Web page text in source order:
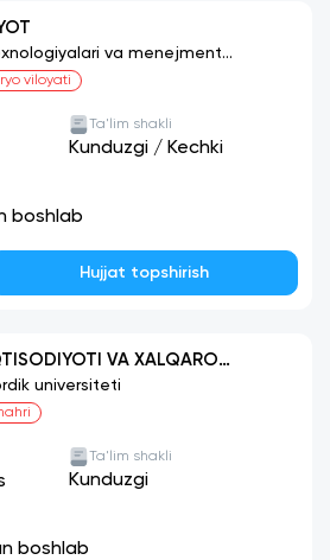
va menejment
viloyati
Ta'lim shakli
Kunduzgi / Kechki
boshlab
Hujjat topshirish
VA XALQARO
MUNOSABATLAR
universiteti
Ta'lim shakli
Kunduzgi
boshlab